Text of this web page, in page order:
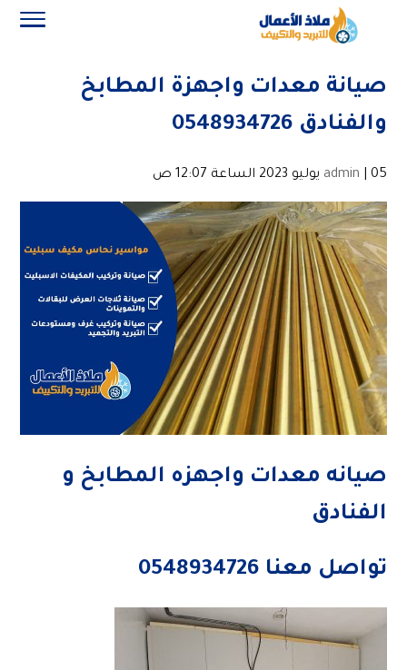
صيانة معدات واجهزة المطابخ
والفنادق 0548934726
admin | 05 يوليو 2023 الساعة 12:07 ص
صيانه معدات واجهزه المطابخ و
الفنادق
تواصل معنا 0548934726